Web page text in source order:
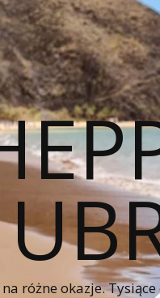
różne okazje.